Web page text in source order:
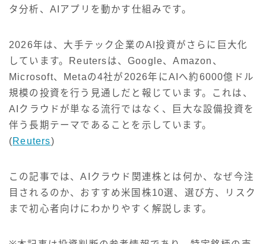
タ分析、AIアプリを動かす仕組みです。
2026年は、大手テック企業のAI投資がさらに巨大化
しています。Reutersは、Google、Amazon、
Microsoft、Metaの4社が2026年にAIへ約6000億ドル
規模の投資を行う見通しだと報じています。これは、
AIクラウドが単なる流行ではなく、巨大な設備投資を
伴う長期テーマであることを示しています。
(Reuters)
この記事では、AIクラウド関連株とは何か、なぜ今注
目されるのか、おすすめ米国株10選、選び方、リスク
まで初心者向けにわかりやすく解説します。